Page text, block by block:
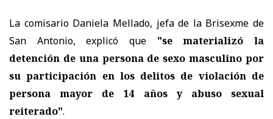
La comisario Daniela Mellado, jefa de la Brisexme de
San Antonio, explicó que "se materializó la
detención de una persona de sexo masculino por
su participación en los delitos de violación de
persona mayor de 14 años y abuso sexual
reiterado".